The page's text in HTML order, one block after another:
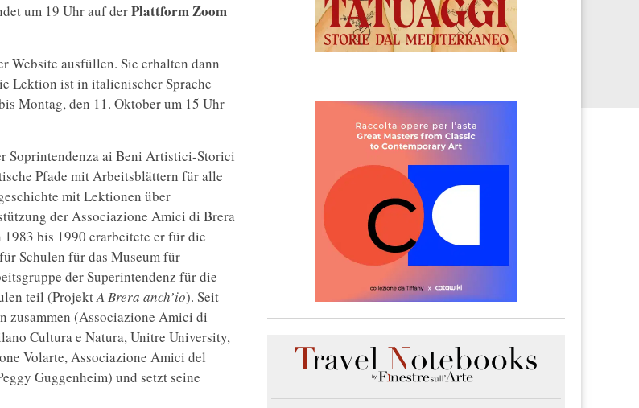
um 19 Uhr auf derPlattform Zoom
Website ausfüllen. Sie erhalten dann
Lektion ist in italienischer Sprache
Montag, den 11. Oktober um 15 Uhr
Soprintendenza ai Beni Artistici-Storici
Pfade mit Arbeitsblättern für alle
mit Lektionen über
der Associazione Amici di Brera
bis 1990 erarbeitete er für die
Schulen für das Museum für
der Superintendenz für die
teil (ProjektA Brera anch’io). Seit
zusammen (Associazione Amici di
Cultura e Natura, Unitre University,
Volarte, Associazione Amici del
Guggenheim) und setzt seine